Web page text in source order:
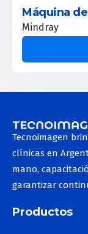
Máquina
Mindray
Tecnoimagen
clínicas en
mano,
garantizar
Productos